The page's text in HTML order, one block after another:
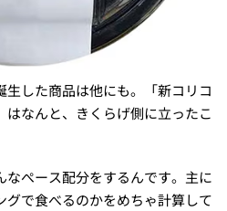
した商品は他にも。「新コリコ
はなんと、きくらげ側に立ったこ
なぺース配分をするんです。主に
で食べるのかをめちゃ計算して